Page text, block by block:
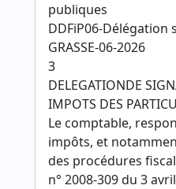
publiques
DDFiP06-Délégation
GRASSE-06-2026
3
DELEGATIONDE
IMPOTS DES
Le comptable,
impôts, et
des procédures
n° 2008-309 du 3